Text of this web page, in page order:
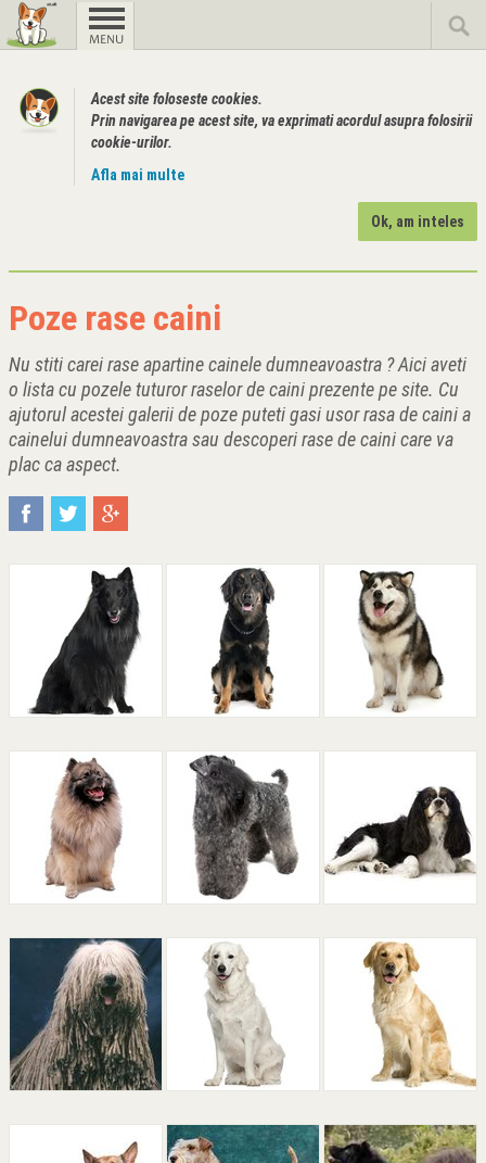
Acest site foloseste cookies.
Prin navigarea pe acest site, va exprimati acordul asupra folosirii
cookie-urilor.
Afla mai multe
Ok, am inteles
Poze rase caini
Nu stiti carei rase apartine cainele dumneavoastra ? Aici aveti
o lista cu pozele tuturor raselor de caini prezente pe site. Cu
ajutorul acestei galerii de poze puteti gasi usor rasa de caini a
cainelui dumneavoastra sau descoperi rase de caini care va
plac ca aspect.